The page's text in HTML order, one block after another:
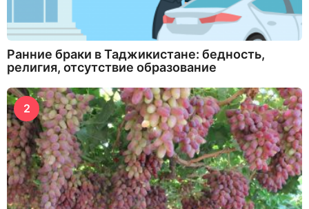
Ранние браки в Таджикистане: бедность,
религия, отсутствие образование
2